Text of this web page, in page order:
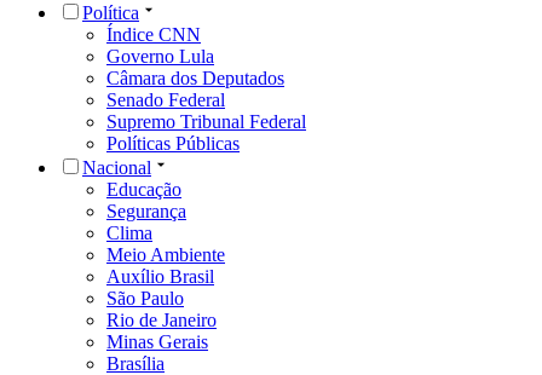
Política
Índice CNN
Governo Lula
Câmara dos Deputados
Senado Federal
Supremo Tribunal Federal
Políticas Públicas
Nacional
Educação
Segurança
Clima
Meio Ambiente
Auxílio Brasil
São Paulo
Rio de Janeiro
Minas Gerais
Brasília